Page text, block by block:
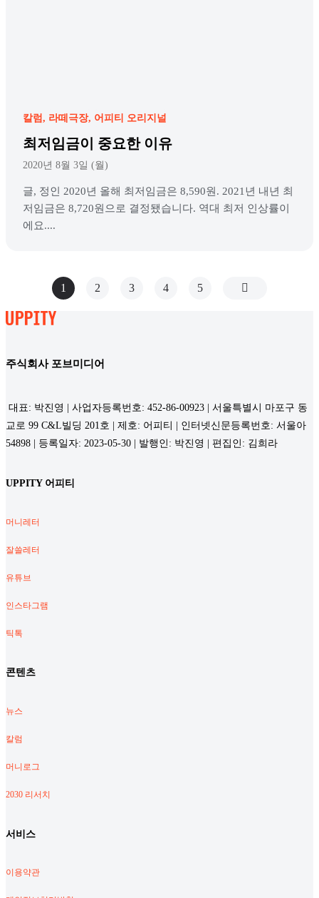
칼럼 라떼극장 어피티 오리지널
최저임금이 중요한 이유
2020년 8월 3일 (월)
글, 정인 2020년 올해 최저임금은 8,590원. 2021년 내년 최
저임금은 8,720원으로 결정됐습니다. 역대 최저 인상률이
에요....
1 2 3 4 5
주식회사 포브미디어
대표: 박진영 | 사업자등록번호: 452-86-00923 | 서울특별시 마포구 동
교로 99 C&L빌딩 201호 | 제호: 어피티 | 인터넷신문등록번호: 서울아
54898 | 등록일자: 2023-05-30 | 발행인: 박진영 | 편집인: 김희라
UPPITY 어피티
머니레터
잘쓸레터
유튜브
인스타그램
틱톡
콘텐츠
뉴스
칼럼
머니로그
2030 리서치
서비스
이용약관